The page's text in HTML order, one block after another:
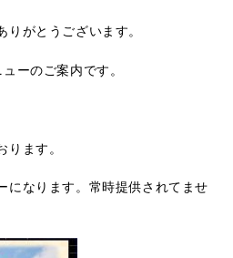
りがとうございます。
ーのご案内です。
ります。
になります。常時提供されてませ